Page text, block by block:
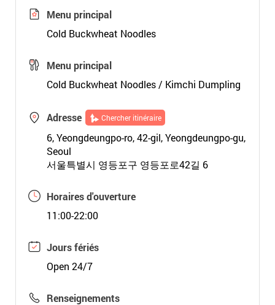
Menu principal
Cold Buckwheat Noodles
Menu principal
Cold Buckwheat Noodles / Kimchi Dumpling
Adresse Chercher itinéraire
6, Yeongdeungpo-ro, 42-gil, Yeongdeungpo-gu,
Seoul
서울특별시 영등포구 영등포로42길 6
Horaires d'ouverture
11:00-22:00
Jours fériés
Open 24/7
Renseignements